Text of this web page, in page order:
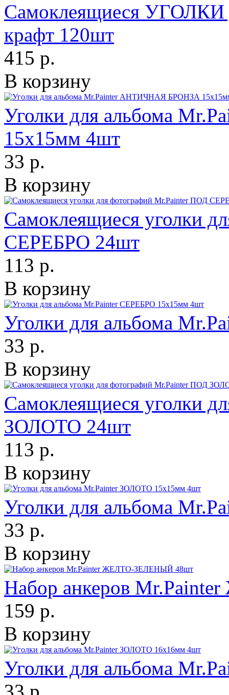
Самоклеящиеся
крафт 120шт
415 р.
В корзину
Уголки для альбома
15х15мм 4шт
33 р.
В корзину
Самоклеящиеся уголки
СЕРЕБРО 24шт
113 р.
В корзину
Уголки для альбома
33 р.
В корзину
Самоклеящиеся уголки
ЗОЛОТО 24шт
113 р.
В корзину
Уголки для альбома
33 р.
В корзину
Набор анкеров
159 р.
В корзину
Уголки для альбома